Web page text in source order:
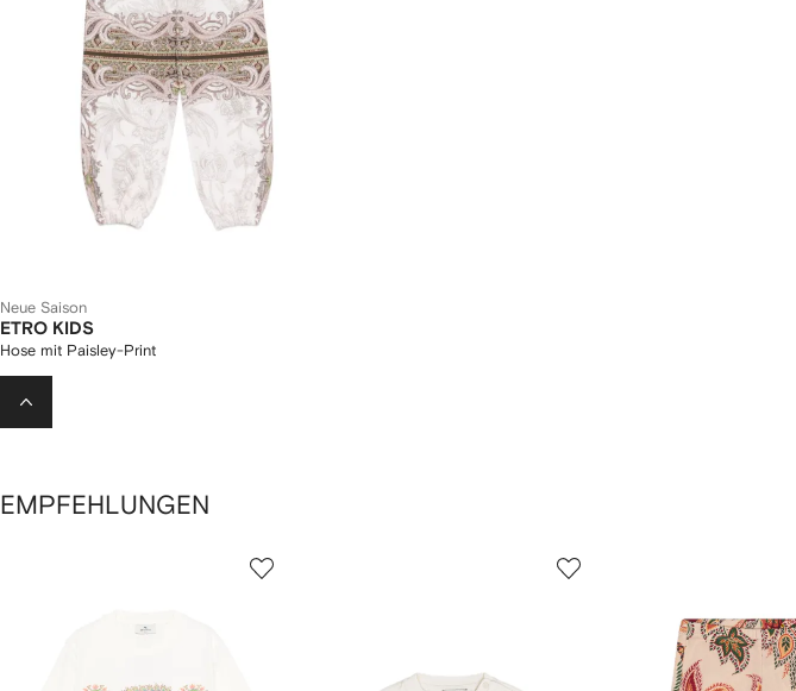
Neue Saison
ETRO KIDS
Hose mit Paisley-Print
232 €
EMPFEHLUNGEN